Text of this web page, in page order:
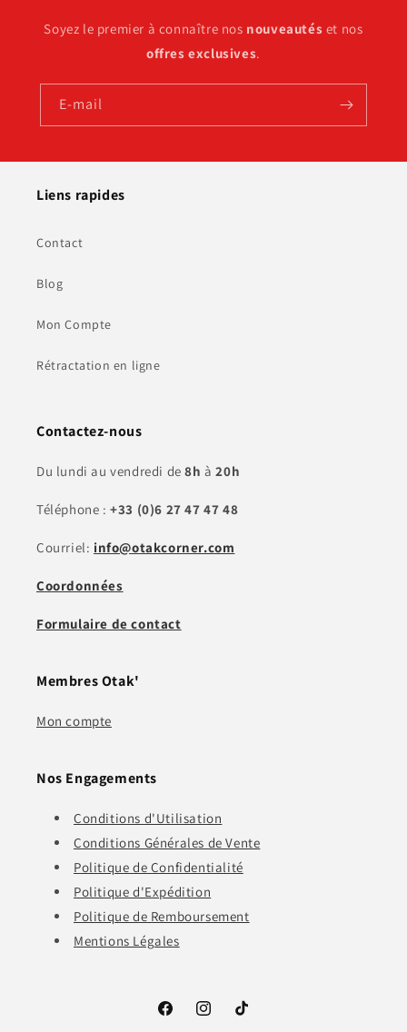
Soyez le premier à connaître nos nouveautés et nos
offres exclusives.
E-mail
Liens rapides
Contact
Blog
Mon Compte
Rétractation en ligne
Contactez-nous
Du lundi au vendredi de8h à20h
Téléphone :+33 (0)6 27 47 47 48
Courriel: info@otakcorner.com
Coordonnées
Formulaire de contact
Membres Otak'
Mon compte
Nos Engagements
Conditions d'Utilisation
Conditions Générales de Vente
Politique de Confidentialité
Politique d'Expédition
Politique de Remboursement
Mentions Légales
FacebookInstagramTikTok